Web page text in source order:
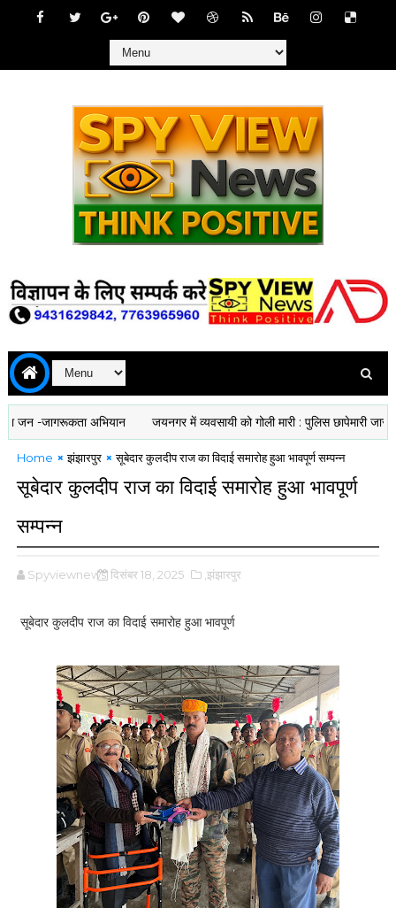
जागरूकता अभियान जयनगर में व्यवसायी को गोली मारी : पुलिस छापेमारी जारी
Home झंझारपुर सूबेदार कुलदीप राज का विदाई समारोह हुआ भावपूर्ण सम्पन्न
सूबेदार कुलदीप राज का विदाई समारोह हुआ भावपूर्ण
सम्पन्न
Spyviewnews दिसंबर 18, 2025 ,झंझारपुर
सूबेदार कुलदीप राज का विदाई समारोह हुआ भावपूर्ण